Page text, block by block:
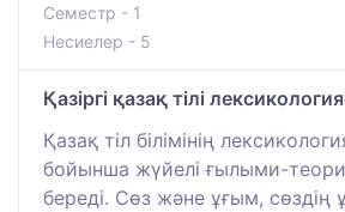
Семестр - 1
Несиелер - 5
Қазіргі қазақ тілі
Қазақ тіл білімінің
бойынша жүйелі ғылыми-
береді. Сөз және ұғым, сөздің